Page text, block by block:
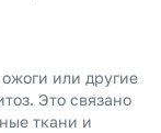
или другие
Это связано
ткани и